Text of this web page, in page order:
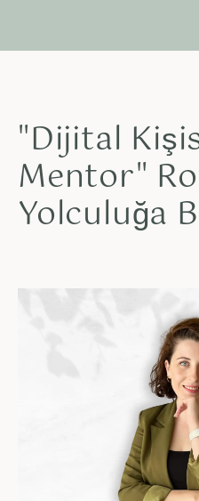
"Dijital
Mentor"
Yolculuğa